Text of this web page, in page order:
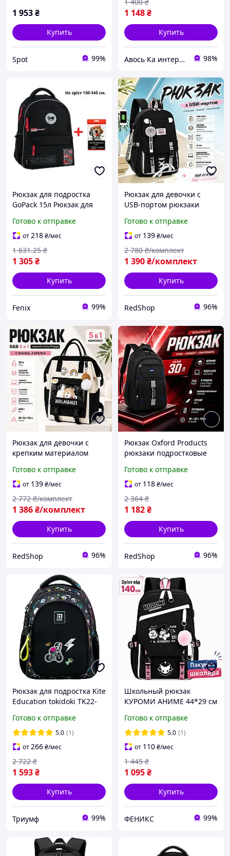
1 953₴
Купить
Spot 99%
1 148₴
Купить
Авось Ка интернет-магазин рюкзаков и сумок 98%
Рюкзак для подростка
GoPack 15л Рюкзак для
для учебы Школьный
рюкзак для мальчика
Практичный рюкзак
Готово к отправке
от218₴/мес
1 305₴
1 631.25 ₴
Купить
Fenix 99%
Рюкзак для девочки с
USB-портом рюкзаки
47см городской рюкзак
35л детские рюкзаки для
школьных
принадлежности
Готово к отправке
от 139₴/мес
1 390₴/комплект
2 780 ₴/комплект
Купить
RedShop 96%
Рюкзак для девочки с
крепким материалом
подростковые рюкзак с
брелоком для личных
вещей качественный
рюкзак
Готово к отправке
от 139₴/мес
1 386₴/комплект
2 772 ₴/комплект
Купить
RedShop 96%
Рюкзак Oxford Products
рюкзаки подростковые
рюкзаки для школьных
принадлежностей (5
карманов + 2 отделения)
Готово к отправке
от 118₴/мес
1 182₴
2 364 ₴
Купить
RedShop 96%
Рюкзак для подростка Kite
Education tokidoki TK22-
см черный
Готово к отправке
5.0 (1)
от266₴/мес
1 593₴
2 722 ₴
Купить
Триумф 99%
Школьный рюкзак
КУРОМИ АНИМЕ 44*29 см
средней школы Черный
рюкзак в школу 4-9 класс
в корейском стиле
Готово к отправке
5.0 (1)
от 110₴/мес
1 095₴
1 445 ₴
Купить
ФЕНИКС 99%